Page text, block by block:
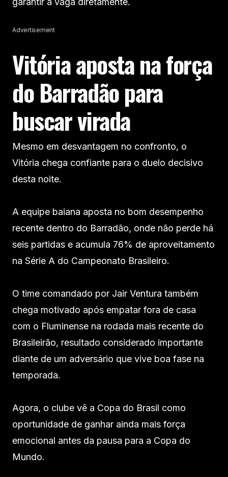
Advertisement
Vitória aposta na força
do Barradão para
buscar virada
Mesmo em desvantagem no confronto, o
Vitória chega confiante para o duelo decisivo
desta noite.
A equipe baiana aposta no bom desempenho
recente dentro do Barradão, onde não perde há
seis partidas e acumula 76% de aproveitamento
na Série A do Campeonato Brasileiro.
O time comandado por Jair Ventura também
chega motivado após empatar fora de casa
com o Fluminense na rodada mais recente do
Brasileirão, resultado considerado importante
diante de um adversário que vive boa fase na
temporada.
Agora, o clube vê a Copa do Brasil como
oportunidade de ganhar ainda mais força
emocional antes da pausa para a Copa do
Mundo.